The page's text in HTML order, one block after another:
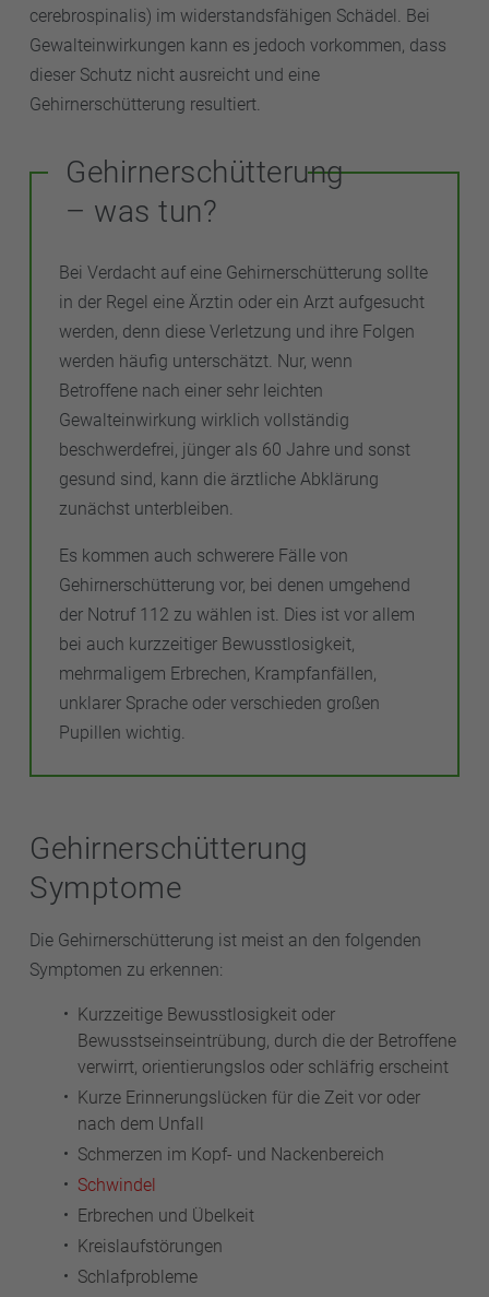
cerebrospinalis) im widerstandsfähigen Schädel. Bei
Gewalteinwirkungen kann es jedoch vorkommen, dass
dieser Schutz nicht ausreicht und eine
Gehirnerschütterung resultiert.
Gehirnerschütterung
– was tun?
Bei Verdacht auf eine Gehirnerschütterung sollte
in der Regel eine Ärztin oder ein Arzt aufgesucht
werden, denn diese Verletzung und ihre Folgen
werden häufig unterschätzt. Nur, wenn
Betroffene nach einer sehr leichten
Gewalteinwirkung wirklich vollständig
beschwerdefrei, jünger als 60 Jahre und sonst
gesund sind, kann die ärztliche Abklärung
zunächst unterbleiben.
Es kommen auch schwerere Fälle von
Gehirnerschütterung vor, bei denen umgehend
der Notruf 112 zu wählen ist. Dies ist vor allem
bei auch kurzzeitiger Bewusstlosigkeit,
mehrmaligem Erbrechen, Krampfanfällen,
unklarer Sprache oder verschieden großen
Pupillen wichtig.
Gehirnerschütterung
Symptome
Die Gehirnerschütterung ist meist an den folgenden
Symptomen zu erkennen:
Kurzzeitige Bewusstlosigkeit oder
Bewusstseinseintrübung, durch die der Betroffene
verwirrt, orientierungslos oder schläfrig erscheint
Kurze Erinnerungslücken für die Zeit vor oder
nach dem Unfall
Schmerzen im Kopf- und Nackenbereich
Schwindel
Erbrechen und Übelkeit
Kreislaufstörungen
Schlafprobleme